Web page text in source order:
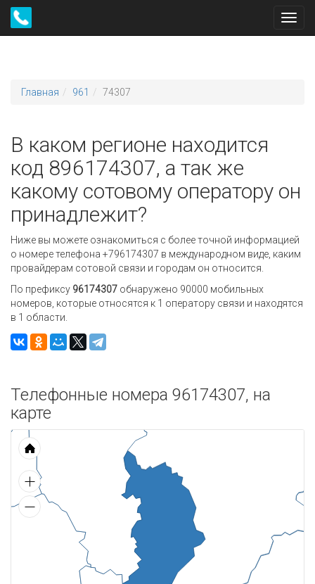
Главная 961 74307
В каком регионе находится
код 896174307, а так же
какому сотовому оператору он
принадлежит?
Ниже вы можете ознакомиться с более точной информацией
о номере телефона +796174307 в международном виде, каким
провайдерам сотовой связи и городам он относится.
По префиксу 96174307 обнаружено 90000 мобильных
номеров, которые относятся к 1 оператору связи и находятся
в 1 области.
Телефонные номера 96174307, на
карте